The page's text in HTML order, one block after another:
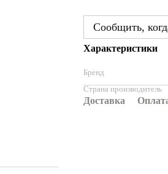
Сообщить,
Характеристики
Бренд
Страна производитель
Доставка